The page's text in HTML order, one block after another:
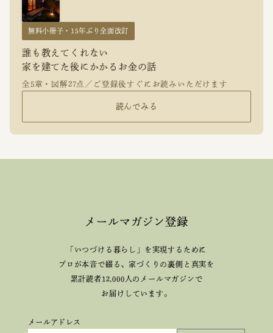
無料小冊子・15年ぶり全面改訂
誰も教えてくれない
家を建てた後にかかるお金の話
全5章・図解27点／ご登録後すぐにお読みいただけます
読んでみる
メールマガジン登録
「いつづける暮らし」を実現するために
プロが本音で綴る、家づくりの裏側と真実を
累計読者12,000人のメールマガジンで
お届けしています。
メールアドレス